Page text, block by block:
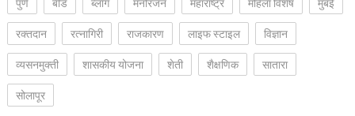
रक्‍तदान
रत्नागिरी राजकारण लाइफ स्टाइल
विज्ञान
व्यसनमुक्ती
शासकीय योजना शेती शैक्षणिक
सातारा
सोलापूर